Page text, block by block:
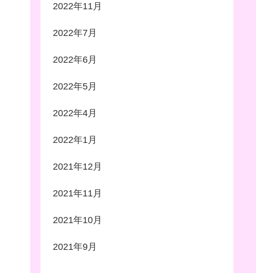
2022年11月
2022年7月
2022年6月
2022年5月
2022年4月
2022年1月
2021年12月
2021年11月
2021年10月
2021年9月